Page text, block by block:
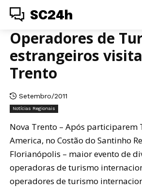
SC24h
Operadores de
estrangeiros
Trento
Setembro/2011
Notícias Regionais
Nova Trento – Após participarem
America, no Costão do Santinho
Florianópolis – maior evento de
operadoras de turismo
operadores de turismo